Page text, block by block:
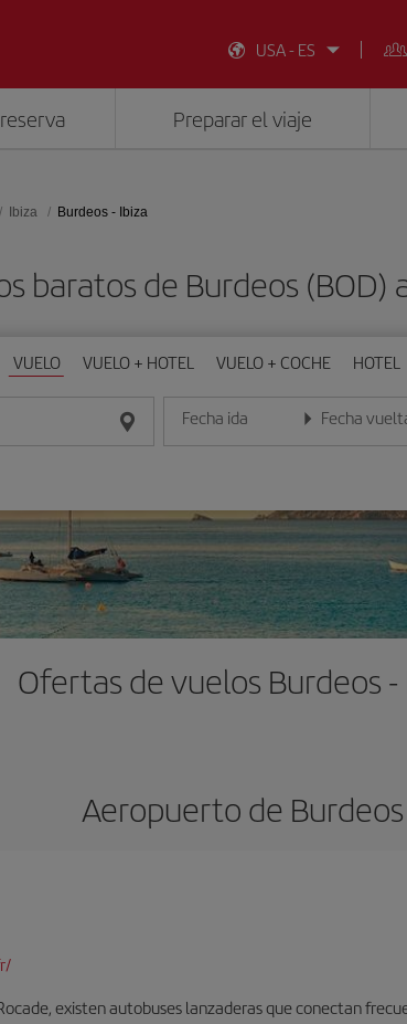
USA - ES
Preparar el viaje
Ibiza Burdeos - Ibiza
baratos de Burdeos (BOD)
VUELO VUELO + HOTEL VUELO + COCHE HOTEL
Fecha ida
Introduce la fecha en formato día/mes/
Fecha
Introduce la
Ofertas de vuelos Burdeos -
Aeropuerto de Burdeos
existen autobuses lanzaderas que conectan